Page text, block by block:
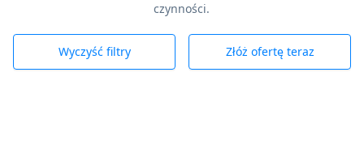
czynności.
Wyczyść filtry Złóż ofertę teraz